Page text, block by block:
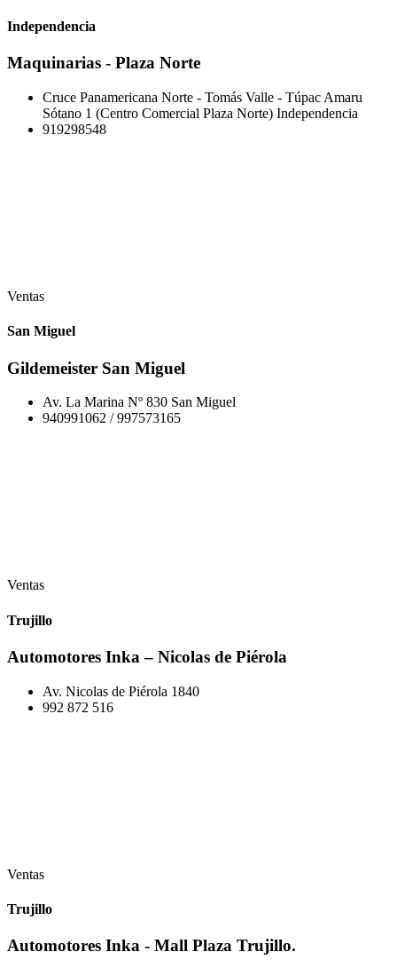
Independencia
Maquinarias - Plaza Norte
Cruce Panamericana Norte - Tomás Valle - Túpac Amaru
Sótano 1 (Centro Comercial Plaza Norte) Independencia
919298548
Ventas
San Miguel
Gildemeister San Miguel
Av. La Marina Nº 830 San Miguel
940991062 / 997573165
Ventas
Trujillo
Automotores Inka – Nicolas de Piérola
Av. Nicolas de Piérola 1840
992 872 516
Ventas
Trujillo
Automotores Inka - Mall Plaza Trujillo.